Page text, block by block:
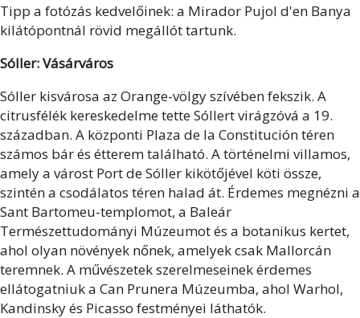
Tipp a fotózás kedvelőinek: a Mirador Pujol d'en Banya
kilátópontnál rövid megállót tartunk.
Sóller: Vásárváros
Sóller kisvárosa az Orange-völgy szívében fekszik. A
citrusfélék kereskedelme tette Sóllert virágzóvá a 19.
században. A központi Plaza de la Constitución téren
számos bár és étterem található. A történelmi villamos,
amely a várost Port de Sóller kikötőjével köti össze,
szintén a csodálatos téren halad át. Érdemes megnézni a
Sant Bartomeu-templomot, a Baleár
Természettudományi Múzeumot és a botanikus kertet,
ahol olyan növények nőnek, amelyek csak Mallorcán
teremnek. A művészetek szerelmeseinek érdemes
ellátogatniuk a Can Prunera Múzeumba, ahol Warhol,
Kandinsky és Picasso festményei láthatók.